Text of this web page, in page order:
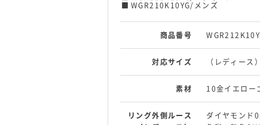
WGR210K10YG/メンズ
商品番号
対応サイズ （レディース
素材 10金イエロー
リング外側ルース
ダイヤモンド